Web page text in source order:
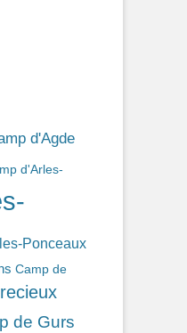
b/114372604835066525589/
in/gigi-
d'Agde
d'Arles-
Ponceaux
Camp de
de Gurs